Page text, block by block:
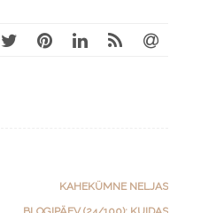
KAHEKÜMNE NELJAS